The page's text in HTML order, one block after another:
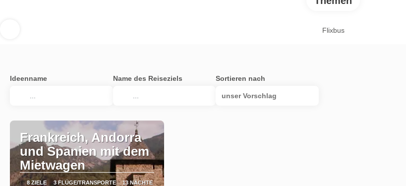
Flixbus
Ideenname Name des Reiseziels Sortieren nach
unser Vorschlag
Frankreich, Andorra
und Spanien mit dem
Mietwagen
8 ZIELE 3 FLÜGE/TRANSPORTE 13 NÄCHTE